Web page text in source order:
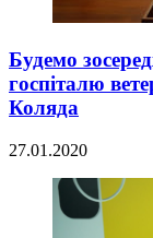
Будемо
госпіталю
Коляда
27.01.2020